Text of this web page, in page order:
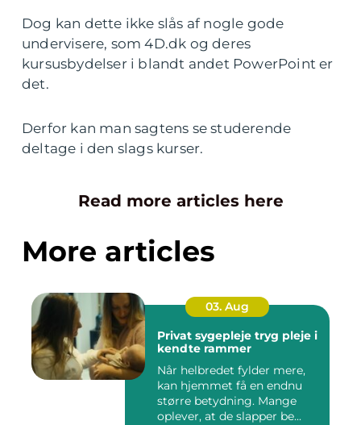
Dog kan dette ikke slås af nogle gode
undervisere, som 4D.dk og deres
kursusbydelser i blandt andet PowerPoint er
det.
Derfor kan man sagtens se studerende
deltage i den slags kurser.
Read more articles here
More articles
03. Aug
Privat sygepleje tryg pleje i
kendte rammer
Når helbredet fylder mere,
kan hjemmet få en endnu
større betydning. Mange
oplever, at de slapper be...